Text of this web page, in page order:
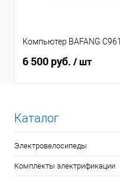
Компьютер BAFANG C961
6 500 руб. / шт
Каталог
Электровелосипеды
Комплекты электрификации